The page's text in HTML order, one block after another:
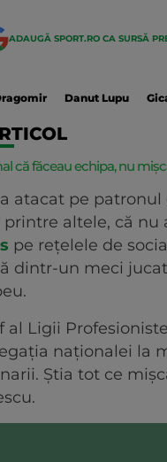
ADAUGĂ SPORT.RO CA SURSĂ
Danut Lupu
că făceau echipa, nu
atacat pe
printre altele, că
pe rețelele de
dintr-un meci
al Ligii
naționalei la
Știa tot ce